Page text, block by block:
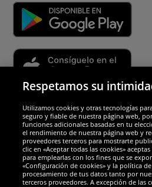
Socios y seguridad
Respetamos su
Utilizamos cookies y otras tecnologías
seguro y fiable de nuestra página web,
funciones adicionales basadas en tu
el rendimiento de nuestra página web y
proveedores terceros para mostrarte
clic en «Aceptar todas las cookies»
para emplearlas con los fines que se
«Configuración de cookies» y la política
procesamiento de tus datos tanto por
terceros proveedores. A excepción de las